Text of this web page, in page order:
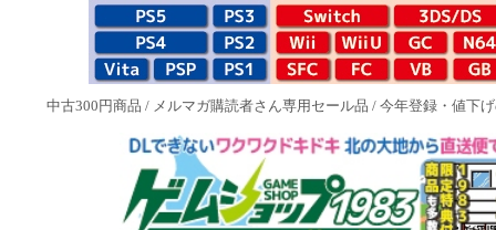
中古300円商品 / メルマガ購読者さん専用セール品 / 今年登録・値下